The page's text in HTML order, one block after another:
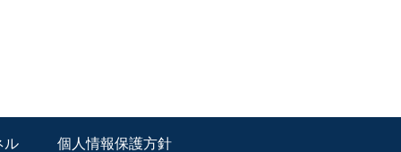
ル 個人情報保護方針